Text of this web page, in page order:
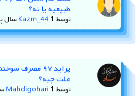
طبیعیه یا نه؟
توسط Kazm_44 1 سال پیش
پراید ۹۷
علت چیه؟
توسط Mahdigohari 1 سال پیش